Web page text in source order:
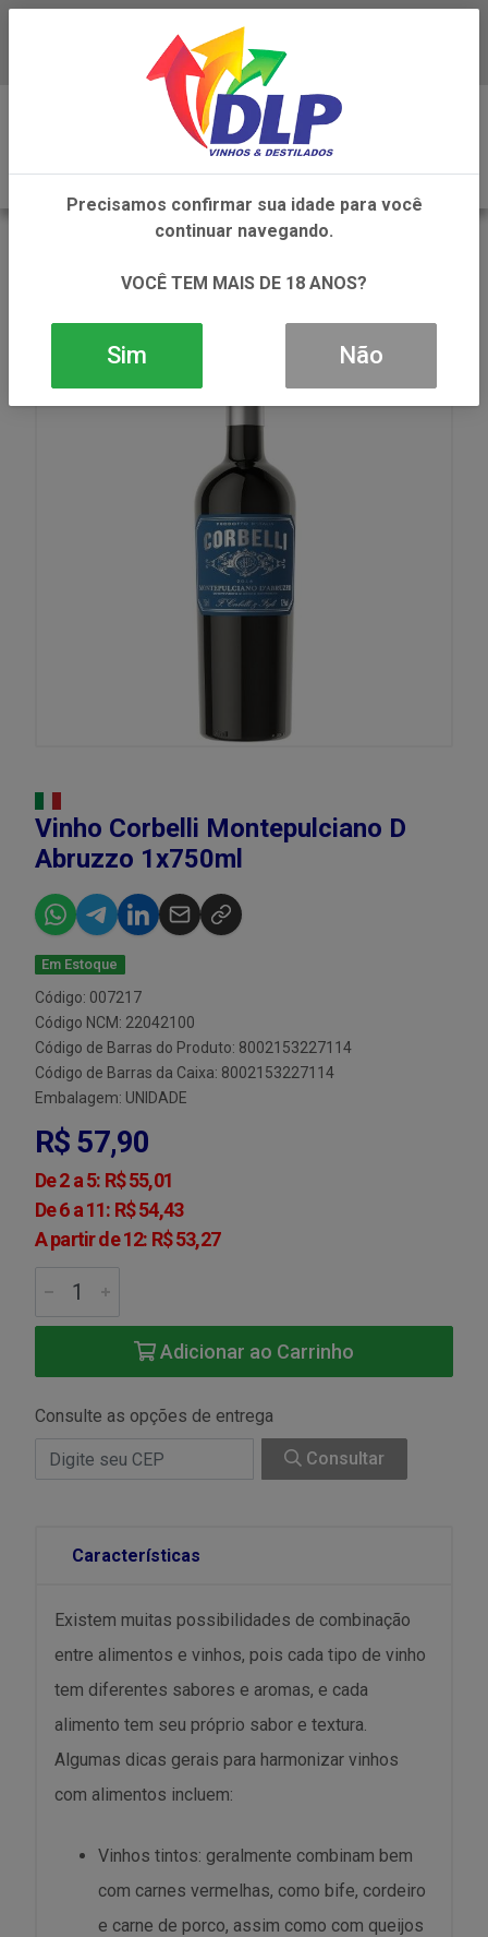
Baixe já o APP da DLP Vinhos
Vinho Corbelli Montepulciano D
Abruzzo 1x750ml
Em Estoque
Código: 007217
Código NCM: 22042100
Código de Barras do Produto: 8002153227114
Código de Barras da Caixa: 8002153227114
Embalagem: UNIDADE
R$ 57,90
De 2 a 5: R$ 55,01
De 6 a 11: R$ 54,43
A partir de 12: R$ 53,27
Adicionar ao Carrinho
Consulte as opções de entrega
Consultar
Características
Existem muitas possibilidades de combinação
entre alimentos e vinhos, pois cada tipo de vinho
tem diferentes sabores e aromas, e cada
alimento tem seu próprio sabor e textura.
Algumas dicas gerais para harmonizar vinhos
com alimentos incluem:
Vinhos tintos: geralmente combinam bem
com carnes vermelhas, como bife, cordeiro
e carne de porco, assim como com queijos
Precisamos confirmar sua idade para você
continuar navegando.
VOCÊ TEM MAIS DE 18 ANOS?
Sim Não